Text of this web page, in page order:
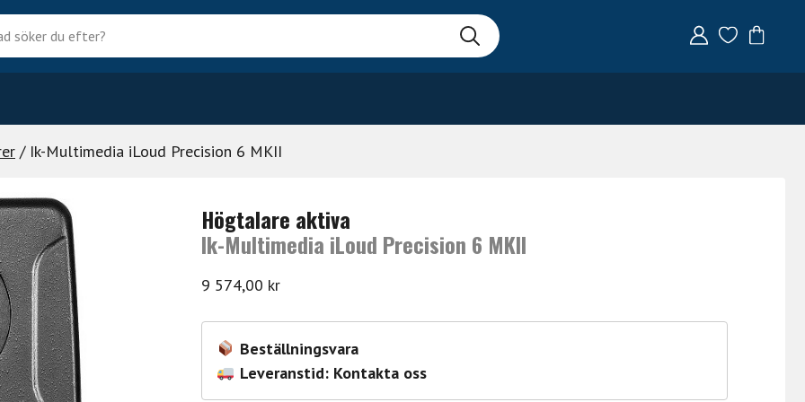
/ Ik-Multimedia iLoud Precision 6 MKII
Högtalare aktiva
Ik-Multimedia iLoud Precision 6 MKII
9 574,00 kr
Beställningsvara
Leveranstid: Kontakta oss